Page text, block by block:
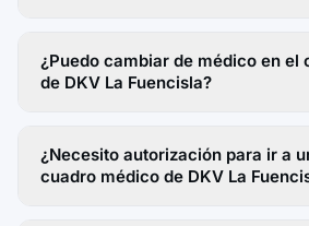
¿Puedo cambiar de médico en el
de DKV La Fuencisla?
¿Necesito autorización para ir a
cuadro médico de DKV La